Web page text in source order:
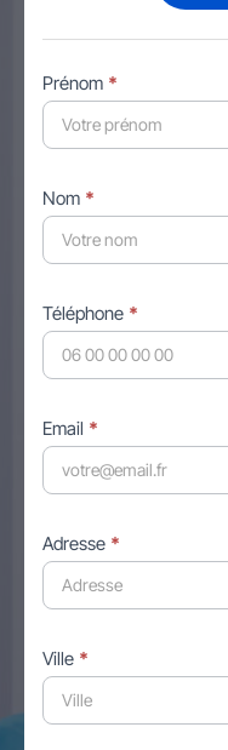
Formulaire
simple
avec
Prénom *
Nom *
Téléphone *
Email *
Adresse *
Ville *